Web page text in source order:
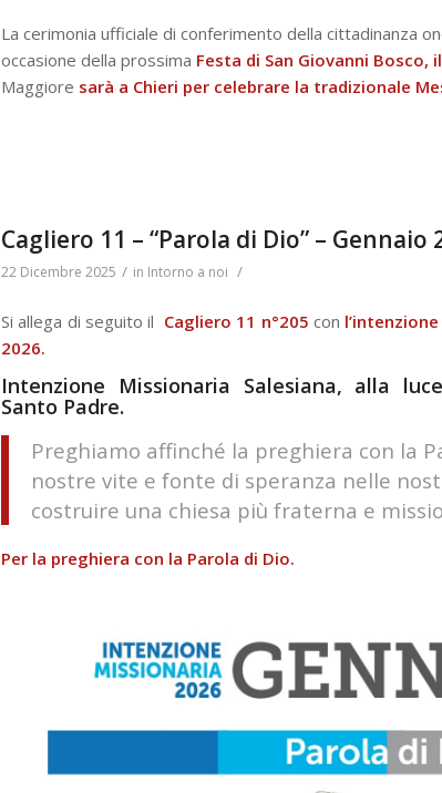
La cerimonia ufficiale di conferimento della cittadinanza
occasione della prossima Festa di San Giovanni Bosco,
Maggiore sarà a Chieri per celebrare la tradizionale
Cagliero 11 – “Parola di Dio” – Gennaio
22 Dicembre 2025 / in Intorno a noi /
Si allega di seguito il Cagliero 11 n°205 con
2026.
Intenzione Missionaria Salesiana, alla
Santo Padre.
Preghiamo affinché la preghiera con la
nostre vite e fonte di speranza nelle
costruire una chiesa più fraterna e
Per la preghiera con la Parola di Dio.